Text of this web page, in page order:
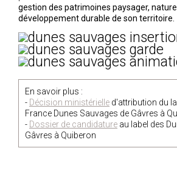
gestion des patrimoines paysager,
développement durable de son territoire.
En savoir plus :
- Décision ministérielle d'attribution du
France Dunes Sauvages de Gâvres à
- Dossier de candidature au label des
Gâvres à Quiberon